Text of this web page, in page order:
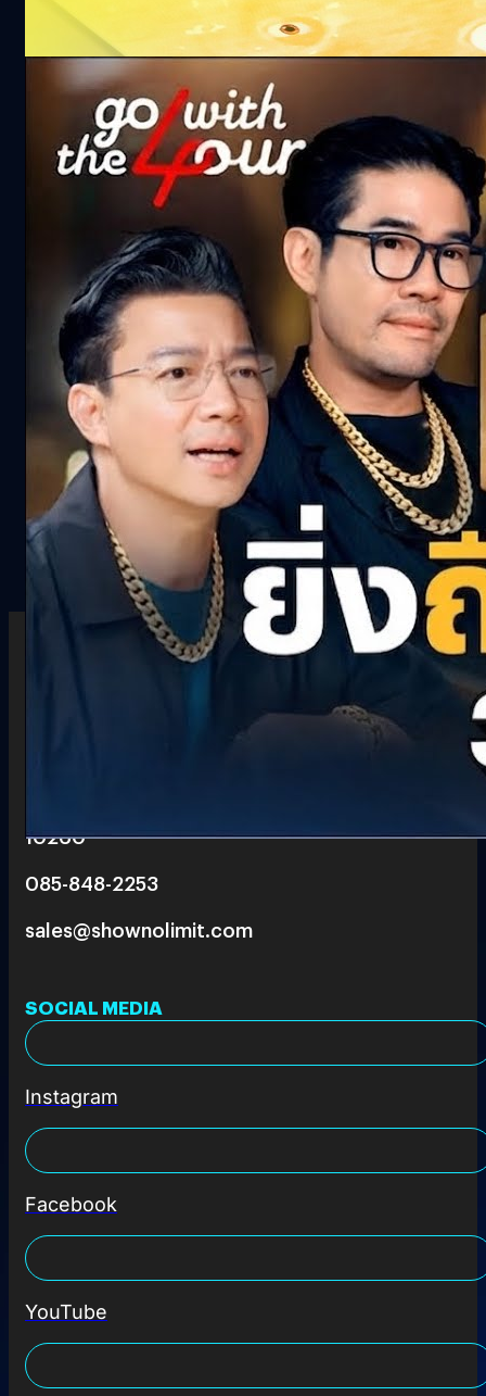
101.4k views 24 days ago
จริงไหม ‘ทอง’ ยิ่งถือยิ่งแพง ? | Go with The
Four
360.4k views 1 month ago
10260
085-848-2253
sales@shownolimit.com
SOCIAL MEDIA
Instagram
Facebook
YouTube